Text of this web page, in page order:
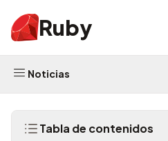
Ruby
Noticias
Tabla de contenidos